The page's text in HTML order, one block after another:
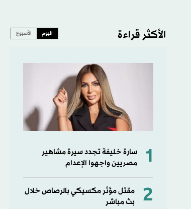
الأكثر قراءة اليوم الأسبوع
1
سارة خليفة تجدد سيرة مشاهير
مصريين واجهوا الإعدام
2
مقتل مؤثر مكسيكي بالرصاص خلال
بث مباشر